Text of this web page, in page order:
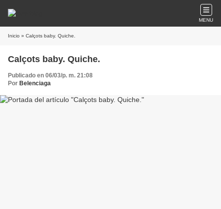
MENU
Inicio » Calçots baby. Quiche.
Calçots baby. Quiche.
Publicado en 06/03/p. m. 21:08
Por Belenciaga